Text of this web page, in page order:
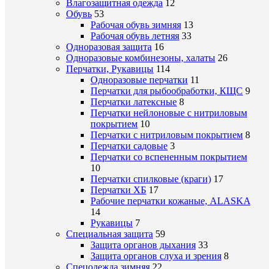
Влагозащитная одежда 12
Обувь 53
Рабочая обувь зимняя 13
Рабочая обувь летняя 33
Одноразовая защита 16
Одноразовые комбинезоны, халаты 26
Перчатки, Рукавицы 114
Одноразовые перчатки 11
Перчатки для рыбообработки, КЩС 9
Перчатки латексные 8
Перчатки нейлоновые с нитриловым
покрытием 10
Перчатки с нитриловым покрытием 8
Перчатки садовые 3
Перчатки со вспененным покрытием
10
Перчатки спилковые (краги) 17
Перчатки ХБ 17
Рабочие перчатки кожаные, ALASKA
14
Рукавицы 7
Специальная защита 59
Защита органов дыхания 33
Защита органов слуха и зрения 8